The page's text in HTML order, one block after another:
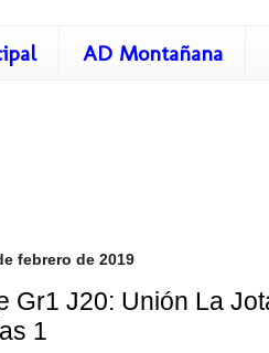
AD Montañana
febrero de 2019
Gr1 J20: Unión La
1